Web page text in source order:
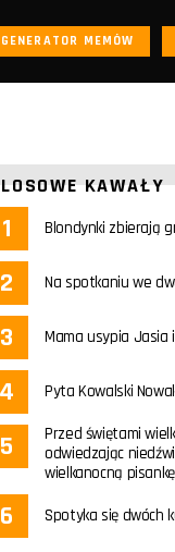
GENERATOR MEMÓW
LOSOWE KAWAŁY
Blondynki zbierają
Na spotkaniu we
Mama usypia Jasia
Pyta Kowalski
Przed świętami
odwiedzając
wielkanocną
Spotyka się dwóch